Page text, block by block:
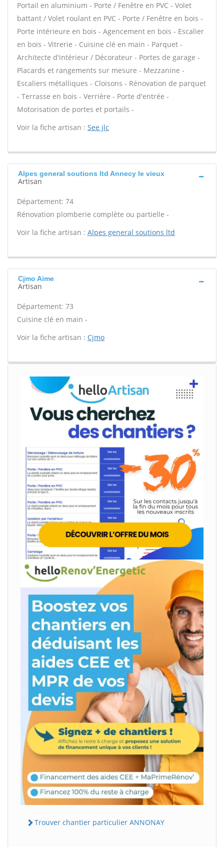
Portail en aluminium - Porte / Fenêtre en PVC - Volet
battant / Volet roulant en PVC - Porte / Fenêtre en bois -
Porte intérieure en bois - Agencement en bois - Escalier
en bois - Vitrerie - Cuisine clé en main - Parquet -
Architecte d'intérieur / Décorateur - Portes de garage -
Placards et rangements sur mesure - Mezzanine -
Escaliers métalliques - Cloisons - Rénovation de parquet
- Terrasse en bois - Verrière - Porte d'entrée -
Motorisation de portes et portails -
Voir la fiche artisan : See jlc
Alpes general soutions ltd Annecy le vieux
Artisan
Département: 74
Rénovation plomberie complète ou partielle -
Voir la fiche artisan : Alpes general soutions ltd
Cjmo Aime
Artisan
Département: 73
Cuisine clé en main -
Voir la fiche artisan : Cjmo
Trouver chantier particulier ANNONAY